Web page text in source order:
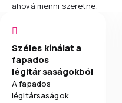
ahová menni szeretne.
Széles kínálat a
fapados
légitársaságokból
A fapados
légitársaságok